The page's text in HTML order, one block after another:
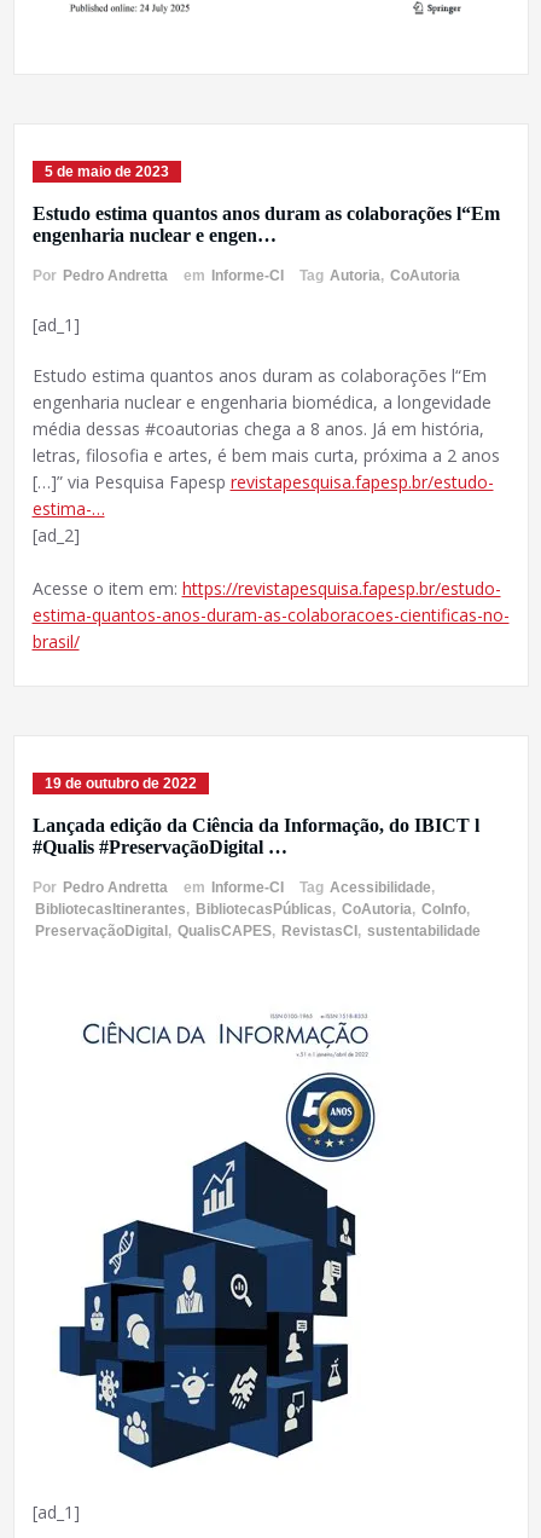
5 de maio de 2023
Estudo estima quantos anos duram as colaborações l“Em
engenharia nuclear e engen…
Por Pedro Andretta em Informe-CI Tag Autoria, CoAutoria
[ad_1]
Estudo estima quantos anos duram as colaborações l“Em
engenharia nuclear e engenharia biomédica, a longevidade
média dessas #coautorias chega a 8 anos. Já em história,
letras, filosofia e artes, é bem mais curta, próxima a 2 anos
[…]” via Pesquisa Fapesp revistapesquisa.fapesp.br/estudo-
estima-…
[ad_2]
Acesse o item em: https://revistapesquisa.fapesp.br/estudo-
estima-quantos-anos-duram-as-colaboracoes-cientificas-no-
brasil/
19 de outubro de 2022
Lançada edição da Ciência da Informação, do IBICT l
#Qualis #PreservaçãoDigital …
Por Pedro Andretta em Informe-CI Tag Acessibilidade,
BibliotecasItinerantes, BibliotecasPúblicas, CoAutoria, CoInfo,
PreservaçãoDigital, QualisCAPES, RevistasCI, sustentabilidade
[ad_1]